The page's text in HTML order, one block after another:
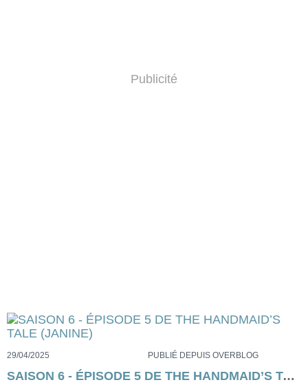
Publicité
29/04/2025 PUBLIÉ DEPUIS OVERBLOG
SAISON 6 - ÉPISODE 5 DE THE HANDMAID’S TALE (JANINE)